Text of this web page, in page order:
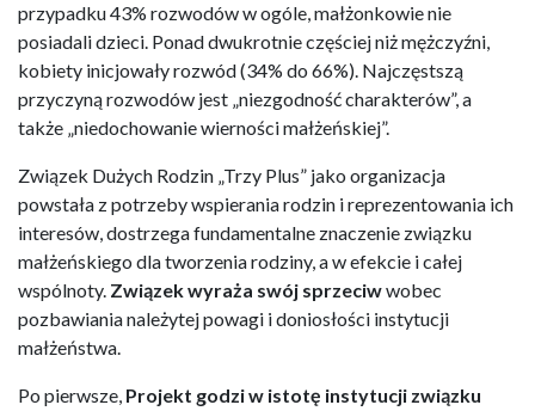
przypadku 43% rozwodów w ogóle, małżonkowie nie
posiadali dzieci. Ponad dwukrotnie częściej niż mężczyźni,
kobiety inicjowały rozwód (34% do 66%). Najczęstszą
przyczyną rozwodów jest „niezgodność charakterów”, a
także „niedochowanie wierności małżeńskiej”.
Związek Dużych Rodzin „Trzy Plus” jako organizacja
powstała z potrzeby wspierania rodzin i reprezentowania ich
interesów, dostrzega fundamentalne znaczenie związku
małżeńskiego dla tworzenia rodziny, a w efekcie i całej
wspólnoty. Związek wyraża swój sprzeciwwobec
pozbawiania należytej powagi i doniosłości instytucji
małżeństwa.
Po pierwsze, Projekt godzi w istotę instytucji związku